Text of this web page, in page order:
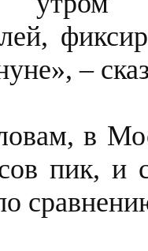
–
в
пик, и